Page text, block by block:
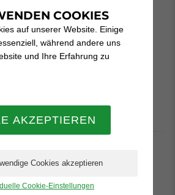
COOKIES
auf unserer Website. Einige
während andere uns
und Ihre Erfahrung zu
Cookie-Einstellungen